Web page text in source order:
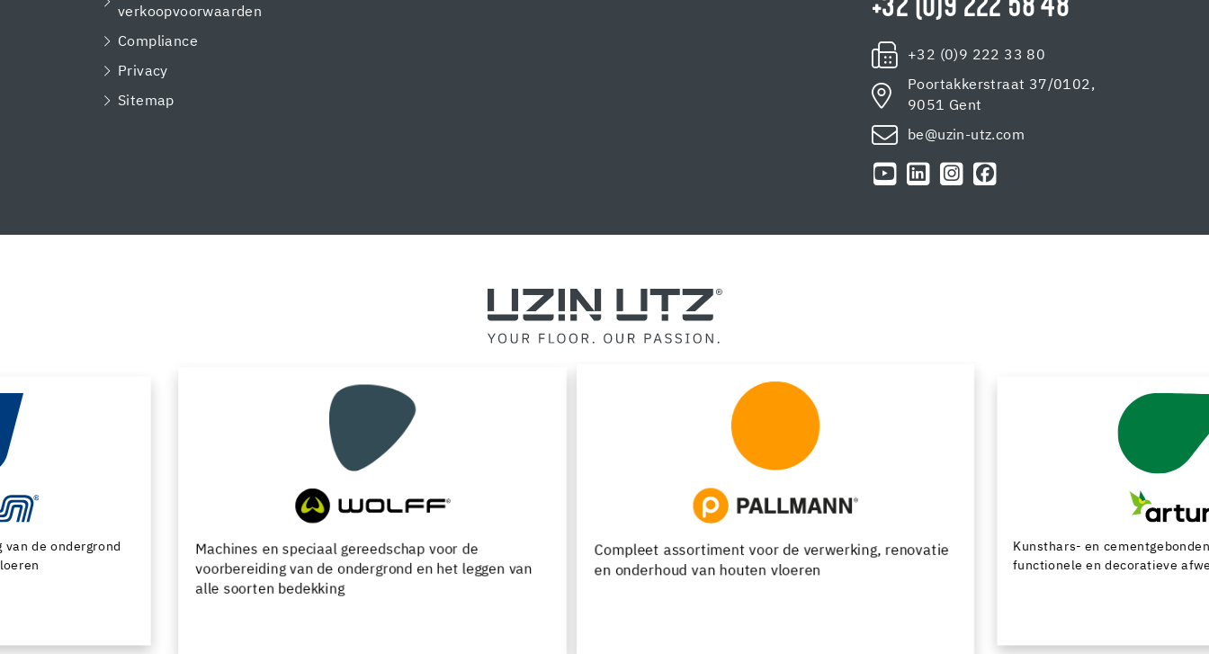
verkoopvoorwaarden
Compliance
Privacy
Sitemap
+32 (0)9 222 58 48
+32 (0)9 222 33 80
Poortakkerstraat 37/0102,
9051 Gent
be@uzin-utz.com
Machines en speciaal gereedschap voor de
voorbereiding van de ondergrond en het leggen van
Compleet assortiment voor de verwerking, renovatie
en onderhoud van houten vloeren
Kunsthars- en cementgebonden vloersystemen met
functionele en decoratieve afwerkingsmogelijkheden